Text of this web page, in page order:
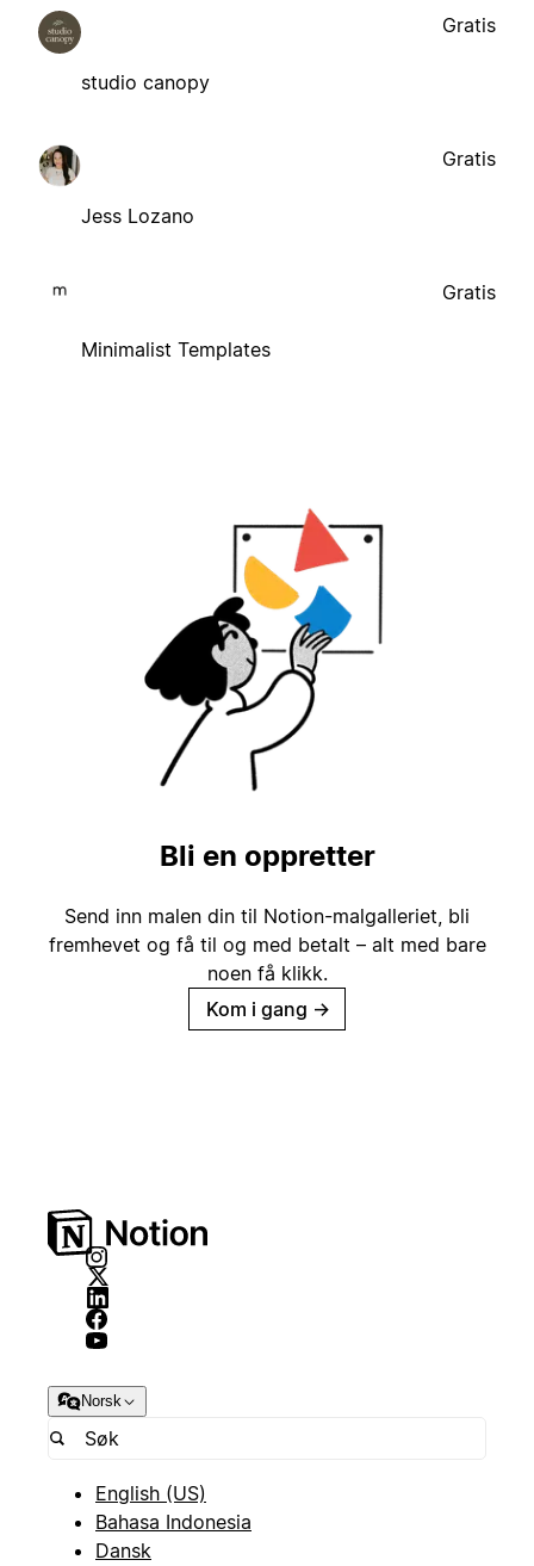
studio canopy
Gratis
Jess Lozano
Gratis
Minimalist Templates
Gratis
Bli en oppretter
Send inn malen din til Notion-malgalleriet, bli
fremhevet og få til og med betalt – alt med bare
noen få klikk.
Kom i gang →
Norsk
English (US)
Bahasa Indonesia
Dansk